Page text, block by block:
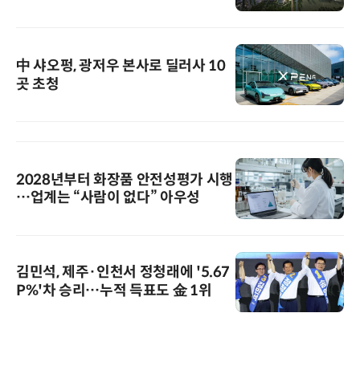
中 샤오펑, 광저우 본사로 딜러사 10
곳 초청
2028년부터 화장품 안전성평가 시행
…업계는 “사람이 없다” 아우성
김민석, 제주·인천서 정청래에 '5.67
P%'차 승리…누적 득표도 金 1위